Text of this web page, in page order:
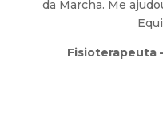
da Marcha. Me
Fisioterapeuta